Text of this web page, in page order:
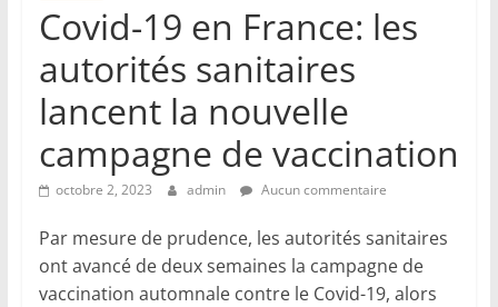
Covid-19 en France: les
autorités sanitaires
lancent la nouvelle
campagne de vaccination
octobre 2, 2023 admin Aucun commentaire
Par mesure de prudence, les autorités sanitaires
ont avancé de deux semaines la campagne de
vaccination automnale contre le Covid-19, alors